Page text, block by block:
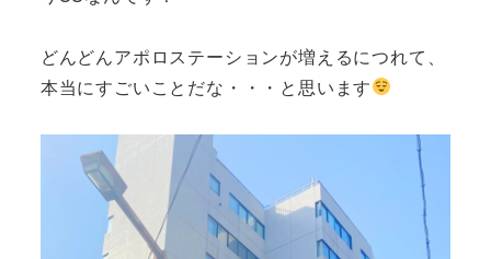
どんどんアポロステーションが増えるにつれて、
本当にすごいことだな・・・と思います